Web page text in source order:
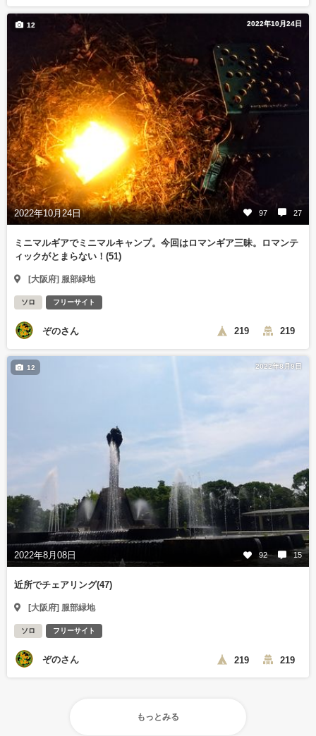
2022年10月24日
2022年10月24日 97 27
12
ミニマルギアでミニマルキャンプ。今回はロマンギア三昧。ロマンテ
ィックがとまらない！(51)
[大阪府] 服部緑地
ソロ フリーサイト
ぞのさん 219 219
2022年8月9日
2022年8月08日 92 15
12
近所でチェアリング(47)
[大阪府] 服部緑地
ソロ フリーサイト
ぞのさん 219 219
もっとみる